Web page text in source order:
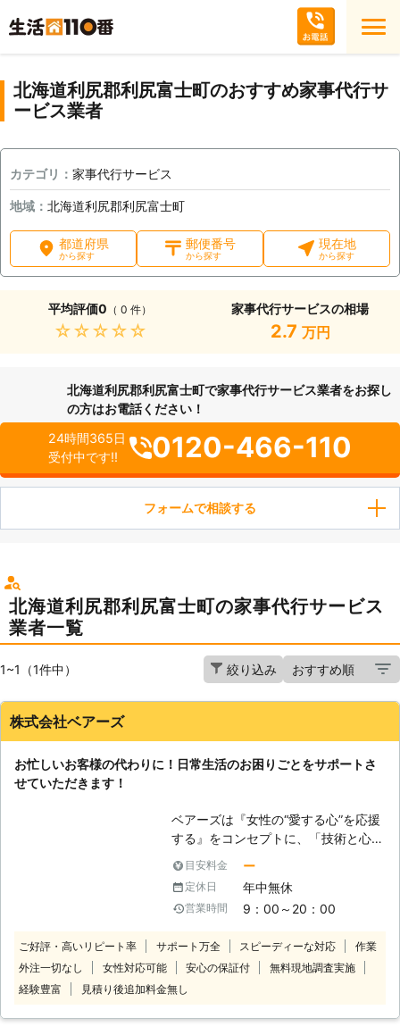
北海道利尻郡利尻富士町のおすすめ家事代行サ
ービス業者
カテゴリ： 家事代行サービス
地域： 北海道利尻郡利尻富士町
都道府県
から探す
郵便番号
から探す
現在地
から探す
平均評価0 （ 0 件）
★★★★★
家事代行サービスの相場
2.7 万円
北海道利尻郡利尻富士町で家事代行サービス業者をお探し
の方はお電話ください！
24時間365日
受付中です!!
0120-466-110
フォームで相談する
北海道利尻郡利尻富士町の家事代行サービス
業者一覧
1~1（1件中） 絞り込み
株式会社ベアーズ
お忙しいお客様の代わりに！日常生活のお困りごとをサポートさ
せていただきます！
ベアーズは『女性の“愛する心”を応援
する』をコンセプトに、「技術と心の
向上に対する教育の徹底」と「感謝と
笑顔」という2つの“こだわり”を企業
理念に掲げ、常に“お客様感動度
120%”を目指しております。 家事代行
ーとして、以下をお約束いたします。
【安全】～登録スタッフ5200人～ ベ
アーズレディは全員直接雇用。 業界
せすることなく細やかで真心を込めた
目安料金 ー
定休日 年中無休
営業時間 9：00～20：00
ご好評・高いリピート率 サポート万全 スピーディーな対応
作業
外注一切なし
女性対応可能 安心の保証付
無料現地調査実施
経験豊富
見積り後追加料金無し